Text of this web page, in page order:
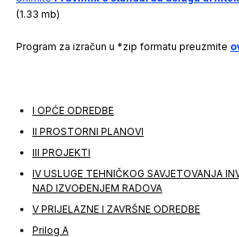
(1.33 mb)
Program za izračun u *zip formatu preuzmite
I OPĆE ODREDBE
II PROSTORNI PLANOVI
III PROJEKTI
IV USLUGE TEHNIČKOG SAVJETOVANJA
NAD IZVOÐENJEM RADOVA
V PRIJELAZNE I ZAVRŠNE ODREDBE
Prilog A